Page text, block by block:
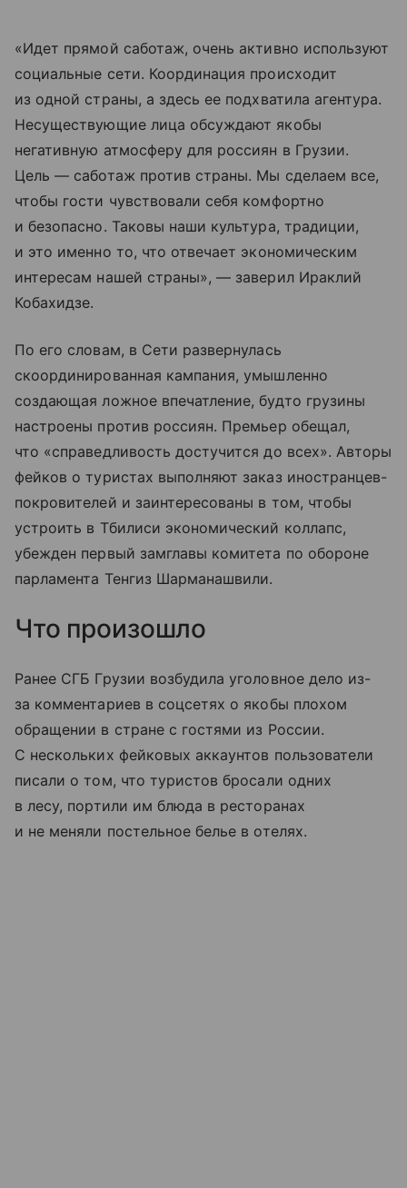
«Идет прямой саботаж, очень активно используют
социальные сети. Координация происходит
из одной страны, а здесь ее подхватила агентура.
Несуществующие лица обсуждают якобы
негативную атмосферу для россиян в Грузии.
Цель — саботаж против страны. Мы сделаем все,
чтобы гости чувствовали себя комфортно
и безопасно. Таковы наши культура, традиции,
и это именно то, что отвечает экономическим
интересам нашей страны», — заверил Ираклий
Кобахидзе.
По его словам, в Сети развернулась
скоординированная кампания, умышленно
создающая ложное впечатление, будто грузины
настроены против россиян. Премьер обещал,
что «справедливость достучится до всех». Авторы
фейков о туристах выполняют заказ иностранцев-
покровителей и заинтересованы в том, чтобы
устроить в Тбилиси экономический коллапс,
убежден первый замглавы комитета по обороне
парламента Тенгиз Шарманашвили.
Что произошло
Ранее СГБ Грузии возбудила уголовное дело из-
за комментариев в соцсетях о якобы плохом
обращении в стране с гостями из России.
С нескольких фейковых аккаунтов пользователи
писали о том, что туристов бросали одних
в лесу, портили им блюда в ресторанах
и не меняли постельное белье в отелях.